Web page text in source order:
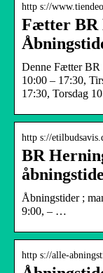
http s://
Fætter BR
Denne Fætter BR
10:00 – 17:30,
17:30, Torsdag
http s://
BR
Åbningstider ;
9:00, – …
http s://alle-